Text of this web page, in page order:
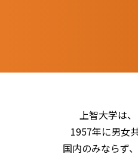
上智大学は
1957年に男女
国内のみならず